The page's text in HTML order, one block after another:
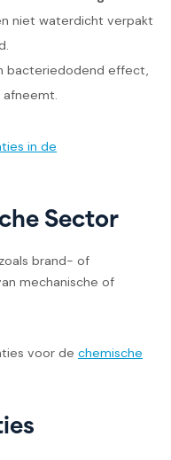
niet waterdicht verpakt
bacteriedodend effect,
in de
Sector
brand- of
mechanische of
voor de chemische